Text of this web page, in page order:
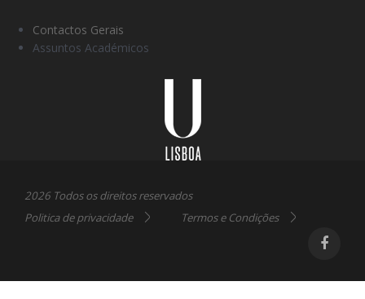
Contactos Gerais
Assuntos Académicos
2026 Todos os direitos reservados
Politica de privacidade
Termos e Condições